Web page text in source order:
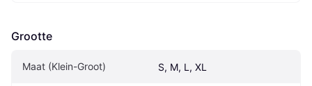
Grootte
Maat (Klein-Groot) S, M, L, XL